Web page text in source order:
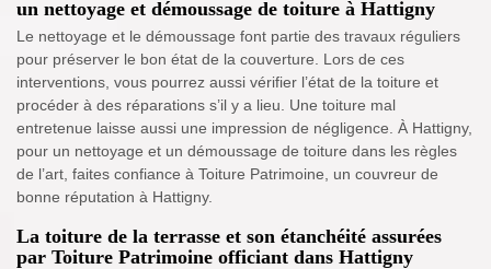
un nettoyage et démoussage de toiture à Hattigny
Le nettoyage et le démoussage font partie des travaux réguliers
pour préserver le bon état de la couverture. Lors de ces
interventions, vous pourrez aussi vérifier l’état de la toiture et
procéder à des réparations s’il y a lieu. Une toiture mal
entretenue laisse aussi une impression de négligence. À Hattigny,
pour un nettoyage et un démoussage de toiture dans les règles
de l’art, faites confiance à Toiture Patrimoine, un couvreur de
bonne réputation à Hattigny.
La toiture de la terrasse et son étanchéité assurées
par Toiture Patrimoine officiant dans Hattigny